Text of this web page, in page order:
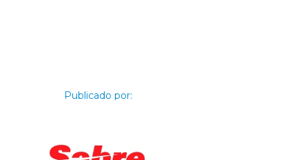
Publicado por: